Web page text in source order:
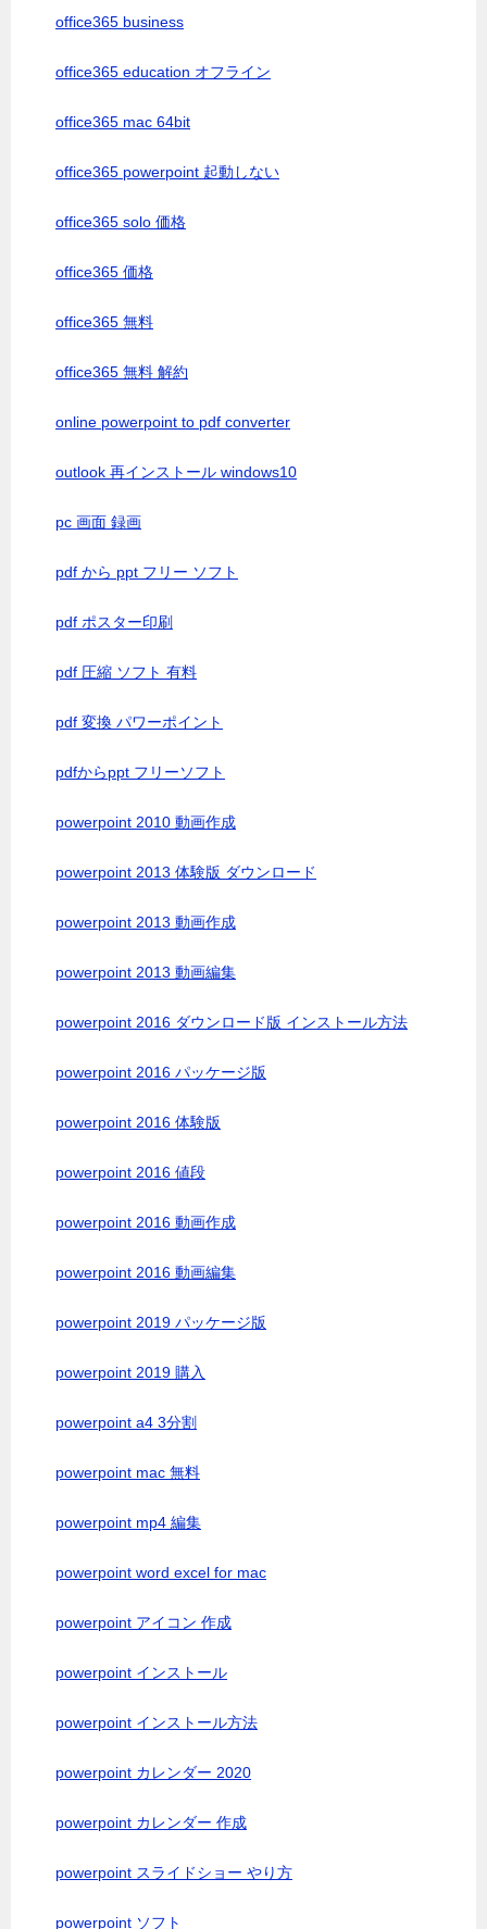
office365 business
office365 education オフライン
office365 mac 64bit
office365 powerpoint 起動しない
office365 solo 価格
office365 価格
office365 無料
office365 無料 解約
online powerpoint to pdf converter
outlook 再インストール windows10
pc 画面 録画
pdf から ppt フリー ソフト
pdf ポスター印刷
pdf 圧縮 ソフト 有料
pdf 変換 パワーポイント
pdfからppt フリーソフト
powerpoint 2010 動画作成
powerpoint 2013 体験版 ダウンロード
powerpoint 2013 動画作成
powerpoint 2013 動画編集
powerpoint 2016 ダウンロード版 インストール方法
powerpoint 2016 パッケージ版
powerpoint 2016 体験版
powerpoint 2016 値段
powerpoint 2016 動画作成
powerpoint 2016 動画編集
powerpoint 2019 パッケージ版
powerpoint 2019 購入
powerpoint a4 3分割
powerpoint mac 無料
powerpoint mp4 編集
powerpoint word excel for mac
powerpoint アイコン 作成
powerpoint インストール
powerpoint インストール方法
powerpoint カレンダー 2020
powerpoint カレンダー 作成
powerpoint スライドショー やり方
powerpoint ソフト